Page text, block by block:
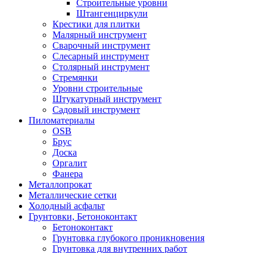
Строительные уровни
Штангенциркули
Крестики для плитки
Малярный инструмент
Сварочный инструмент
Слесарный инструмент
Столярный инструмент
Стремянки
Уровни строительные
Штукатурный инструмент
Садовый инструмент
Пиломатериалы
OSB
Брус
Доска
Оргалит
Фанера
Металлопрокат
Металлические сетки
Холодный асфальт
Грунтовки, Бетоноконтакт
Бетоноконтакт
Грунтовка глубокого проникновения
Грунтовка для внутренних работ